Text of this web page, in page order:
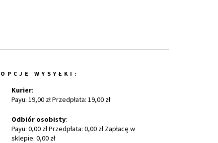
OPCJE WYSYŁKI:
Kurier:
Payu: 19,00 zł Przedpłata: 19,00 zł
Odbiór osobisty:
Payu: 0,00 zł Przedpłata: 0,00 zł Zapłacę w
sklepie: 0,00 zł